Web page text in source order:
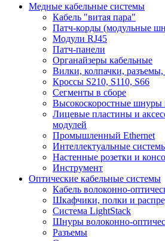
Медные кабельные системы
Кабель "витая пара"
Патч-корды (модульные
Модули RJ45
Патч-панели
Органайзеры кабельные
Вилки, колпачки, разъемы,
Кроссы S210, S110, S66
Сегменты в сборе
Высокоскоростные шнуры
Лицевые пластины и
модулей
Промышленный Ethernet
Интеллектуальные
Настенные розетки и
Инструмент
Оптические кабельные системы
Кабель волоконно-
Шкафчики, полки и
Система LightStack
Шнуры волоконно-
Разъемы